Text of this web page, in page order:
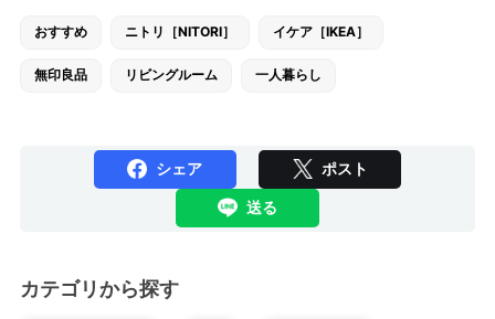
おすすめ ニトリ［NITORI］ イケア［IKEA］
無印良品 リビングルーム 一人暮らし
シェア ポスト
送る
カテゴリから探す